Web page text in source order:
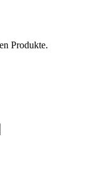
Produkte.